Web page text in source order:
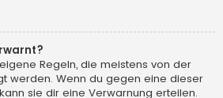
Regeln, die meistens von der
werden. Wenn du gegen eine dieser
sie dir eine Verwarnung erteilen.